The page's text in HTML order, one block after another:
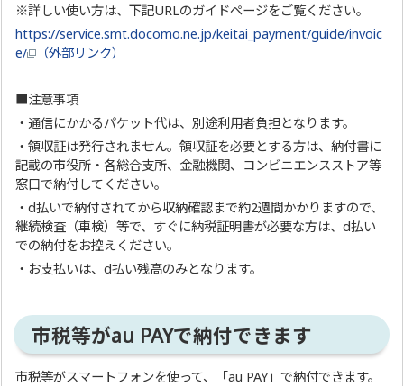
※詳しい使い方は、下記URLのガイドページをご覧ください。
https://service.smt.docomo.ne.jp/keitai_payment/guide/invoic
e/
（外部リンク）
■注意事項
・通信にかかるパケット代は、別途利用者負担となります。
・領収証は発行されません。領収証を必要とする方は、納付書に
記載の市役所・各総合支所、金融機関、コンビニエンスストア等
窓口で納付してください。
・d払いで納付されてから収納確認まで約2週間かかりますので、
継続検査（車検）等で、すぐに納税証明書が必要な方は、d払い
での納付をお控えください。
・お支払いは、d払い残高のみとなります。
市税等がau PAYで納付できます
市税等がスマートフォンを使って、「au PAY」で納付できます。